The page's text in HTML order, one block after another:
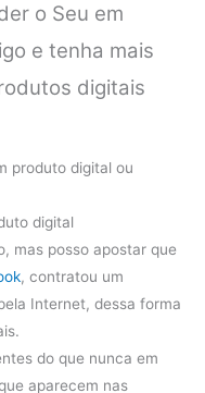
o Seu em
e tenha mais
digitais
produto digital ou
mas posso apostar que
, contratou um
Internet, dessa forma
do que nunca em
aparecem nas